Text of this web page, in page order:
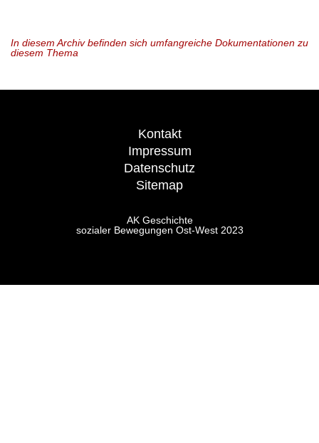
In diesem Archiv befinden sich umfangreiche Dokumentationen zu
diesem Thema
Kontakt
Impressum
Datenschutz
Sitemap
AK Geschichte
sozialer Bewegungen Ost-West 2023